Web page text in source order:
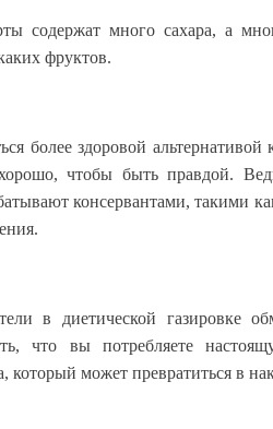
содержат много сахара, а
фруктов.
более здоровой альтернативой
чтобы быть правдой.
консервантами, такими
в диетической газировке
что вы потребляете
который может превратиться в